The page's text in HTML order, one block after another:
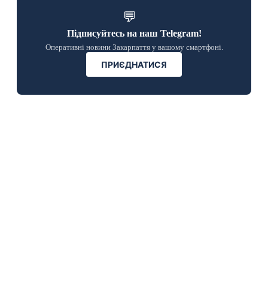
💬
Підписуйтесь на наш Telegram!
Оперативні новини Закарпаття у вашому смартфоні.
ПРИЄДНАТИСЯ